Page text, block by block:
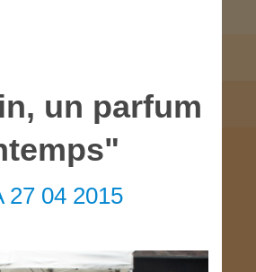
un parfum
27 04 2015